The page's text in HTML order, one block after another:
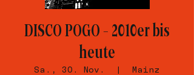
DISCO POGO – 2010er bis
heute
Sa., 30. Nov. Mainz